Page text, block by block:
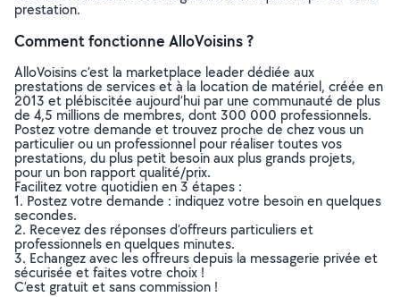
prestation.
Comment fonctionne AlloVoisins ?
AlloVoisins c’est la marketplace leader dédiée aux
prestations de services et à la location de matériel, créée en
2013 et plébiscitée aujourd’hui par une communauté de plus
de 4,5 millions de membres, dont 300 000 professionnels.
Postez votre demande et trouvez proche de chez vous un
particulier ou un professionnel pour réaliser toutes vos
prestations, du plus petit besoin aux plus grands projets,
pour un bon rapport qualité/prix.
Facilitez votre quotidien en 3 étapes :
1. Postez votre demande : indiquez votre besoin en quelques
secondes.
2. Recevez des réponses d’offreurs particuliers et
professionnels en quelques minutes.
3. Echangez avec les offreurs depuis la messagerie privée et
sécurisée et faites votre choix !
C’est gratuit et sans commission !